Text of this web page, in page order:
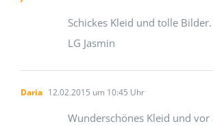
Schickes Kleid und tolle Bilder.
LG Jasmin
Daria 12.02.2015 um 10:45 Uhr
Wunderschönes Kleid und